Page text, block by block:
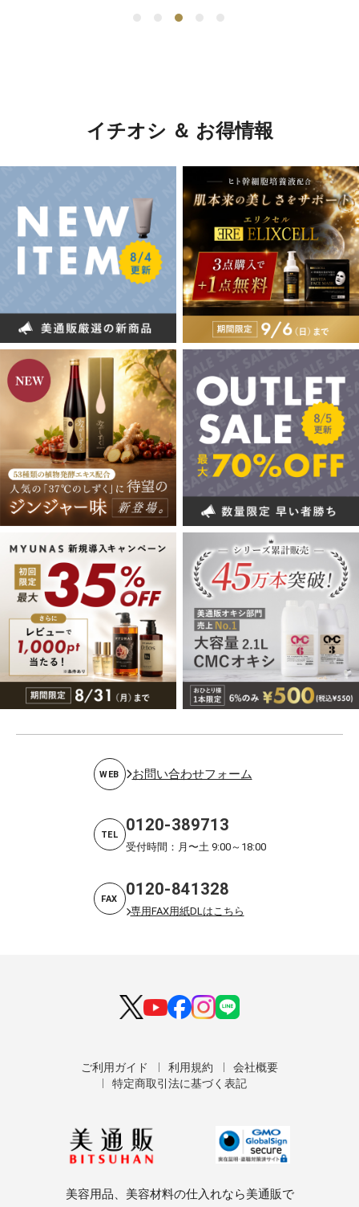
イチオシ ＆ お得情報
WEB お問い合わせフォーム
TEL 0120-389713
受付時間：月〜土 9:00～18:00
FAX 0120-841328
専用FAX用紙DLはこちら
ご利用ガイド 利用規約
会社概要
特定商取引法に基づく表記
美容用品、美容材料の仕入れなら美通販で